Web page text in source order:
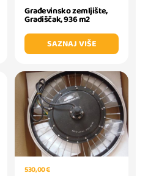
Građevinsko zemljište,
Gradiščak, 936 m2
SAZNAJ VIŠE
530,00 €